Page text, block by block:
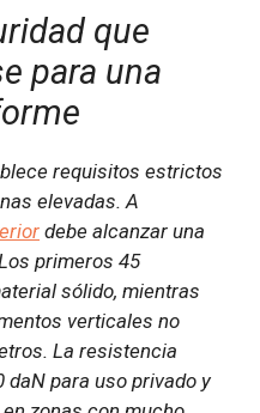
que
para una
requisitos estrictos
elevadas. A
debe alcanzar una
primeros 45
sólido, mientras
verticales no
La resistencia
daN para uso privado y